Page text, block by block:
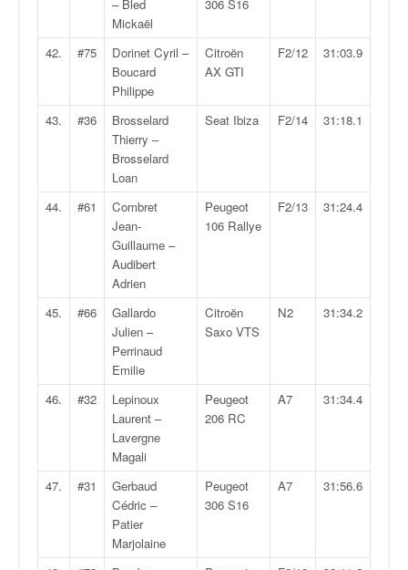
– Bled
Mickaël
306 S16
42. #75
Dorinet Cyril –
Boucard
Philippe
Citroën
AX GTI
F2/12 31:03.9
43. #36
Brosselard
Thierry –
Brosselard
Loan
Seat Ibiza F2/14 31:18.1
44. #61
Combret
Jean-
Guillaume –
Audibert
Adrien
Peugeot
106 Rallye
F2/13 31:24.4
45. #66
Gallardo
Julien –
Perrinaud
Emilie
Citroën
Saxo VTS
N2 31:34.2
46. #32
Lepinoux
Laurent –
Lavergne
Magali
Peugeot
206 RC
A7 31:34.4
47. #31
Gerbaud
Cédric –
Patier
Marjolaine
Peugeot
306 S16
A7 31:56.6